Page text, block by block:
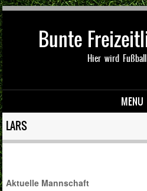
Bunte
Hier wird
MENU
Skip to content
LARS
Aktuelle Mannschaft